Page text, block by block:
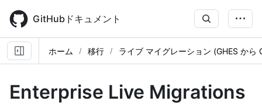
main
content
GitHubドキュメント
ホーム 移行 ライブ マイグレーション (GHES から
Enterprise Live Migrations